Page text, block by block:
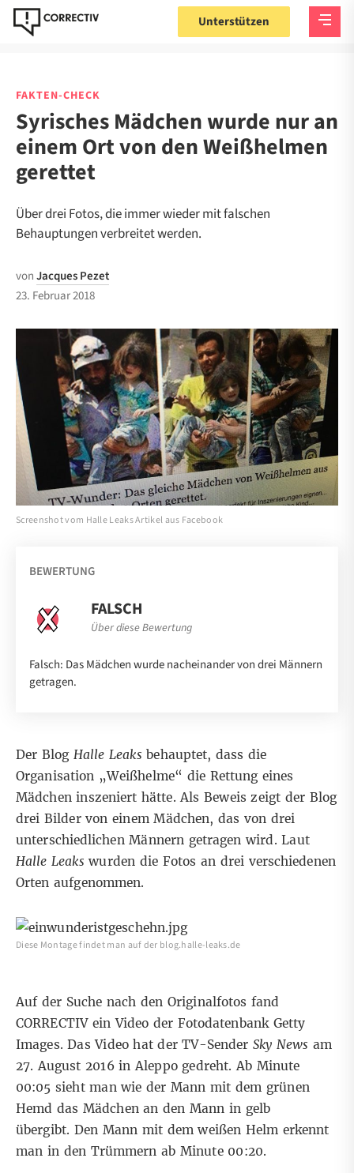
Unterstützen
FAKTEN-CHECK
Syrisches Mädchen wurde nur an
einem Ort von den Weißhelmen
gerettet
Über drei Fotos, die immer wieder mit falschen
Behauptungen verbreitet werden.
vonJacques Pezet
23. Februar 2018
Screenshot vom Halle Leaks Artikel aus Facebook
BEWERTUNG
FALSCH
Über diese Bewertung
Falsch: Das Mädchen wurde nacheinander von drei Männern
getragen.
Der Blog Halle Leaks behauptet, dass die
Organisation „Weißhelme“ die Rettung eines
Mädchen inszeniert hätte. Als Beweis zeigt der Blog
drei Bilder von einem Mädchen, das von drei
unterschiedlichen Männern getragen wird. Laut
Halle Leaks wurden die Fotos an drei verschiedenen
Orten aufgenommen.
Diese Montage findet man auf der blog.halle-leaks.de
Auf der Suche nach den Originalfotos fand
CORRECTIVein Video der Fotodatenbank Getty
Images. Das Video hat der TV-Sender Sky News am
27. August 2016 in Aleppo gedreht. Ab Minute
00:05 sieht man wie der Mann mit dem grünen
Hemd das Mädchen an den Mann in gelb
übergibt. Den Mann mit dem weißen Helm erkennt
man in den Trümmern ab Minute 00:20.